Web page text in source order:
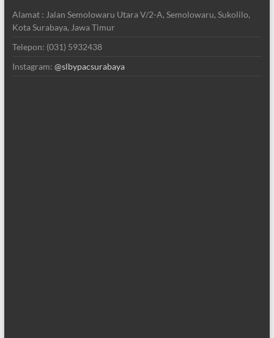
Alamat : Jalan Semolowaru Utara V/2-A, Semolowaru, Sukolilo,
Kota Surabaya, Jawa Timur
Telepon: (031) 5932438
Instagram: @slbypacsurabaya